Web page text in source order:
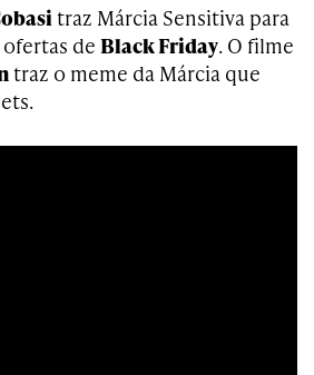
traz Márcia Sensitiva para
ofertas de Black Friday. O filme
traz o meme da Márcia que